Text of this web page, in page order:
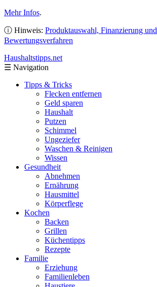
Mehr Infos.
ⓘ Hinweis: Produktauswahl, Finanzierung und
Bewertungsverfahren
Haushaltstipps.net
☰ Navigation
Tipps & Tricks
Flecken entfernen
Geld sparen
Haushalt
Putzen
Schimmel
Ungeziefer
Waschen & Reinigen
Wissen
Gesundheit
Abnehmen
Ernährung
Hausmittel
Körperflege
Kochen
Backen
Grillen
Küchentipps
Rezepte
Familie
Erziehung
Familienleben